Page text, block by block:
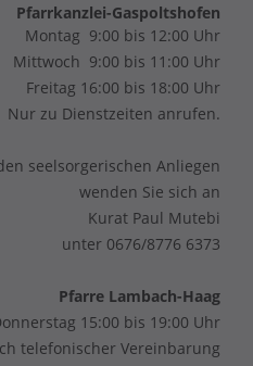
Pfarrkanzlei-Gaspoltshofen
Montag 9:00 bis 12:00 Uhr
Mittwoch 9:00 bis 11:00 Uhr
Freitag 16:00 bis 18:00 Uhr
Nur zu Dienstzeiten anrufen.
seelsorgerischen Anliegen
wenden Sie sich an
Kurat Paul Mutebi
unter 0676/8776 6373
Pfarre Lambach-Haag
15:00 bis 19:00 Uhr
telefonischer Vereinbarung